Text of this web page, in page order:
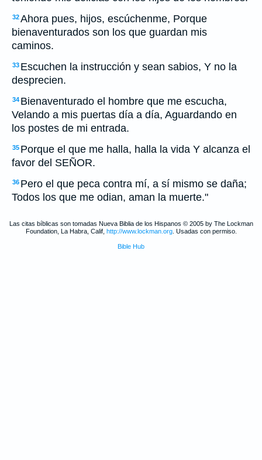
32Ahora pues, hijos, escúchenme, Porque
bienaventurados son los que guardan mis
caminos.
33 Escuchen la instrucción y sean sabios, Y no la
desprecien.
34 Bienaventurado el hombre que me escucha,
Velando a mis puertas día a día, Aguardando en
los postes de mi entrada.
35 Porque el que me halla, halla la vida Y alcanza el
favor del SEÑOR.
36 Pero el que peca contra mí, a sí mismo se daña;
Todos los que me odian, aman la muerte."
Las citas bíblicas son tomadas Nueva Biblia de los Hispanos © 2005 by The Lockman
Foundation, La Habra, Calif, http://www.lockman.org. Usadas con permiso.
Bible Hub